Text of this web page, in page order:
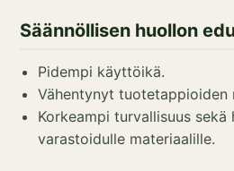
Säännöllisen huollon
Pidempi käyttöikä.
Vähentynyt tuotetappioiden
Korkeampi turvallisuus
varastoidulle materiaalille.